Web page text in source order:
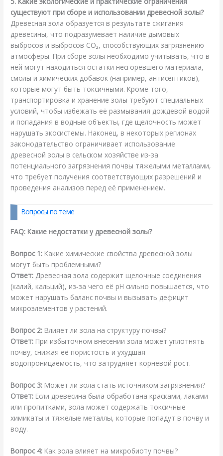
существуют при сборе и использовании древесной золы?
Древесная зола образуется в результате сжигания
древесины, что подразумевает наличие дымовых
выбросов и выбросов CO₂, способствующих загрязнению
атмосферы. При сборе золы необходимо учитывать, что в
ней могут находиться остатки несгоревшего материала,
смолы и химических добавок (например, антисептиков),
которые могут быть токсичными. Кроме того,
транспортировка и хранение золы требуют специальных
условий, чтобы избежать её размывания дождевой водой
и попадания в водные объекты, где щелочность может
нарушать экосистемы. Наконец, в некоторых регионах
законодательство ограничивает использование
древесной золы в сельском хозяйстве из‑за
потенциального загрязнения почвы тяжелыми металлами,
что требует получения соответствующих разрешений и
проведения анализов перед её применением.
Вопросы по теме
FAQ: Какие недостатки у древесной золы?
Вопрос 1: Какие химические свойства древесной золы
могут быть проблемными?
Ответ: Древесная зола содержит щелочные соединения
(калий, кальций), из‑за чего её pH сильно повышается, что
может нарушать баланс почвы и вызывать дефицит
микроэлементов у растений.
Вопрос 2: Влияет ли зола на структуру почвы?
Ответ: При избыточном внесении зола может уплотнять
почву, снижая её пористость и ухудшая
водопроницаемость, что затрудняет корневой рост.
Вопрос 3: Может ли зола стать источником загрязнения?
Ответ: Если древесина была обработана красками, лаками
или пропитками, зола может содержать токсичные
химикаты и тяжелые металлы, которые попадут в почву и
воду.
Вопрос 4: Как зола влияет на микробиоту почвы?